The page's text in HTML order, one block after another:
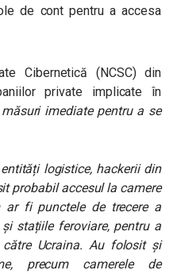
de cont pentru a accesa
Cibernetică (NCSC) din
private implicate în
imediate pentru a se
logistice, hackerii din
probabil accesul la camere
fi punctele de trecere a
stațiile feroviare, pentru a
Ucraina. Au folosit și
precum camerele de